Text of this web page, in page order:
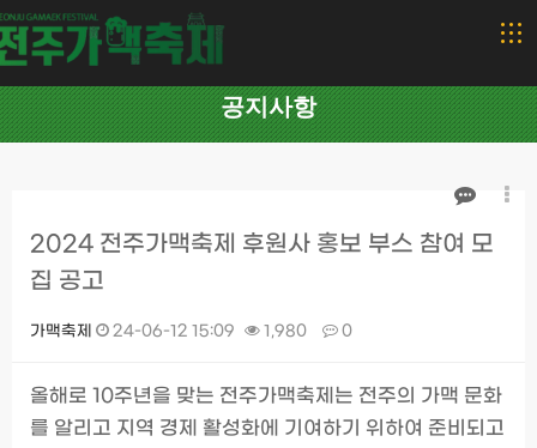
공지사항
2024 전주가맥축제 후원사 홍보 부스 참여 모
집 공고
가맥축제 24-06-12 15:09 1,980 0
본문
올해로 10주년을 맞는 전주가맥축제는 전주의 가맥 문화
를 알리고 지역 경제 활성화에 기여하기 위하여 준비되고